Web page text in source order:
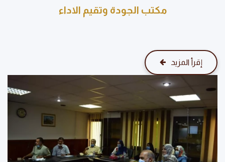
مكتب الجودة وتقيم الاداء
إقرأ المزيد